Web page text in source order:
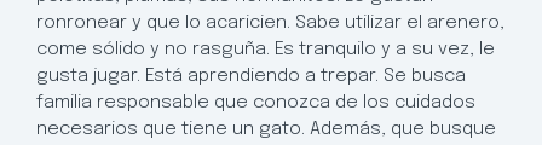
ronronear y que lo acaricien. Sabe utilizar el arenero,
come sólido y no rasguña. Es tranquilo y a su vez, le
gusta jugar. Está aprendiendo a trepar. Se busca
familia responsable que conozca de los cuidados
necesarios que tiene un gato. Además, que busque